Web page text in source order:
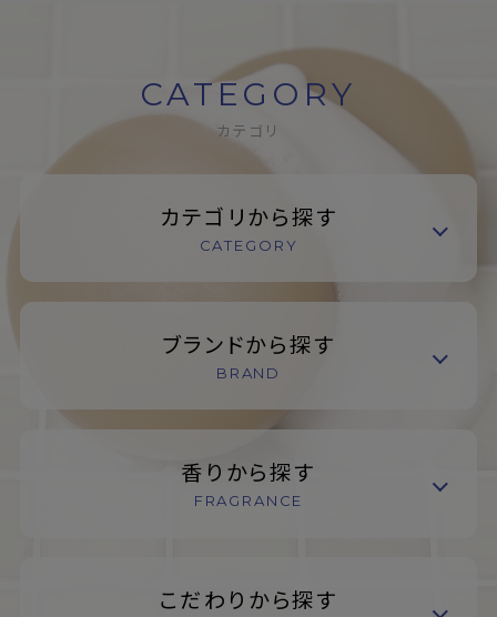
CATEGORY
カテゴリ
カテゴリから探す
CATEGORY
ブランドから探す
BRAND
香りから探す
FRAGRANCE
こだわりから探す